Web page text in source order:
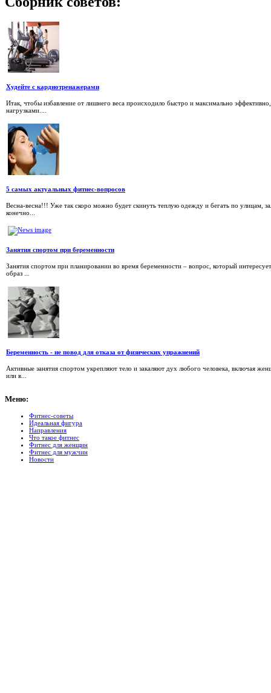
Худейте с кардиотренажерами
Итак, чтобы избавление от лишнего веса происходило быстро и максимально
нагрузками....
5 самых актуальных фитнес-вопросов
Весна-весна!!! Уже так скоро можно будет скинуть теплую одежду и бегать по улицам,
конечно...
Занятия спортом при беременности
Занятия спортом при планировании во время беременности – вопрос, который
образ ...
Беременность - не повод для отказа от физических упражнений
Активные занятия спортом укрепляют тело и закаляют дух любого человека, включая
или в...
Меню:
Фитнес-советы
Идеальная фигура
Направления
Что такое фитнес
Фитнес для женщин
Фитнес для мужчин
Новости